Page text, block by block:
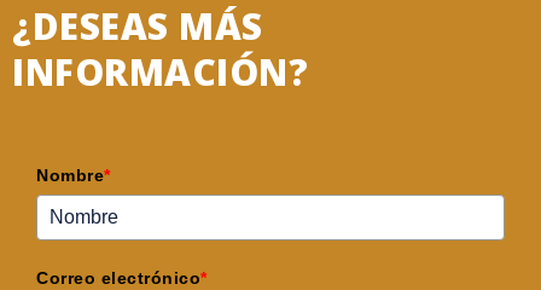
¿DESEAS MÁS
INFORMACIÓN?
Nombre*
Correo electrónico*